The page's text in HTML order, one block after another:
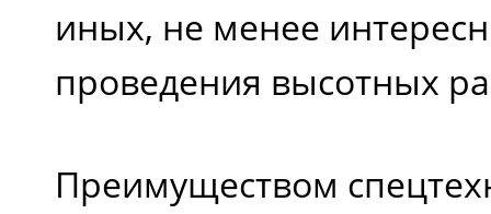
иных, не менее
проведения высотных
Преимуществом